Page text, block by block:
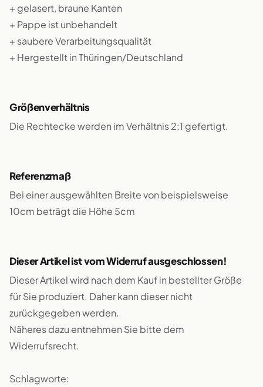
+ gelasert, braune Kanten
+ Pappe ist unbehandelt
+ saubere Verarbeitungsqualität
+ Hergestellt in Thüringen/Deutschland
Größenverhältnis
Die Rechtecke werden im Verhältnis 2:1 gefertigt.
Referenzmaß
Bei einer ausgewählten Breite von beispielsweise
10cm beträgt die Höhe 5cm
Dieser Artikel ist vom Widerruf ausgeschlossen!
Dieser Artikel wird nach dem Kauf in bestellter Größe
für Sie produziert. Daher kann dieser nicht
zurückgegeben werden.
Näheres dazu entnehmen Sie bitte dem
Widerrufsrecht.
Schlagworte: